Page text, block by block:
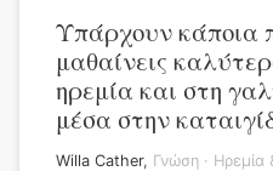
Υπάρχουν κάποια
μαθαίνεις
ηρεμία και στη
μέσα στην
Willa Cather, Γνώση · Ηρεμία